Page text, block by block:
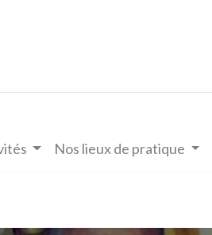
Nos lieux de pratique